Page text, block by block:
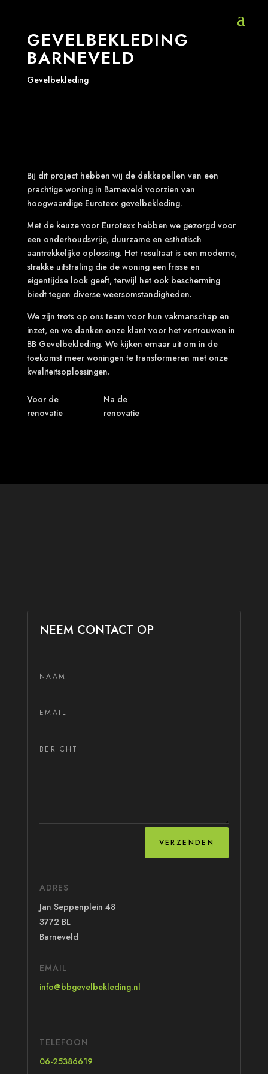
GEVELBEKLEDING
BARNEVELD
Gevelbekleding
Bij dit project hebben wij de dakkapellen van een
prachtige woning in Barneveld voorzien van
hoogwaardige Eurotexx gevelbekleding.
Met de keuze voor Eurotexx hebben we gezorgd voor
een onderhoudsvrije, duurzame en esthetisch
aantrekkelijke oplossing. Het resultaat is een moderne,
strakke uitstraling die de woning een frisse en
eigentijdse look geeft, terwijl het ook bescherming
biedt tegen diverse weersomstandigheden.
We zijn trots op ons team voor hun vakmanschap en
inzet, en we danken onze klant voor het vertrouwen in
BB Gevelbekleding. We kijken ernaar uit om in de
toekomst meer woningen te transformeren met onze
kwaliteitsoplossingen.
Voor de
renovatie
Na de
renovatie
NEEM CONTACT OP
VERZENDEN
ADRES
Jan Seppenplein 48
3772 BL
Barneveld
EMAIL
info@bbgevelbekleding.nl
TELEFOON
06-25386619